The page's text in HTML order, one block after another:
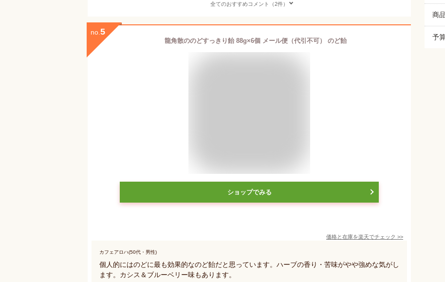
全てのおすすめコメント（2件）
no. 5
龍角散ののどすっきり飴 88g×6個 メール便（代引不可） のど飴
ショップでみる
価格と在庫を楽天でチェック >>
カフェアロハ(50代・男性)
個人的にはのどに最も効果的なのど飴だと思っています。ハーブの香り・苦味がやや強めな気がし
ます。カシス＆ブルーベリー味もあります。
商
予